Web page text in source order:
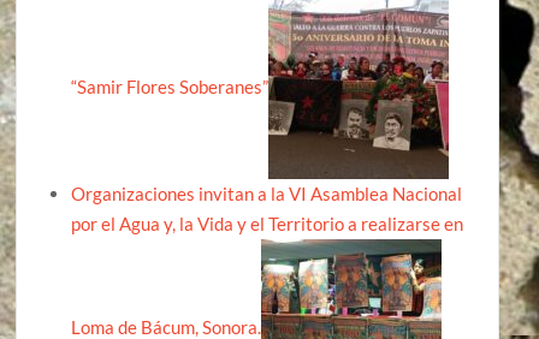
“Samir Flores Soberanes”
Organizaciones invitan a la VI Asamblea Nacional
por el Agua y, la Vida y el Territorio a realizarse en
Loma de Bácum, Sonora.